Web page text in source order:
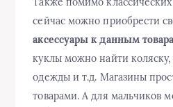
сейчас можно приобрести
аксессуары к данным
куклы можно найти коляску,
одежды и т.д. Магазины
товарами. А для мальчиков